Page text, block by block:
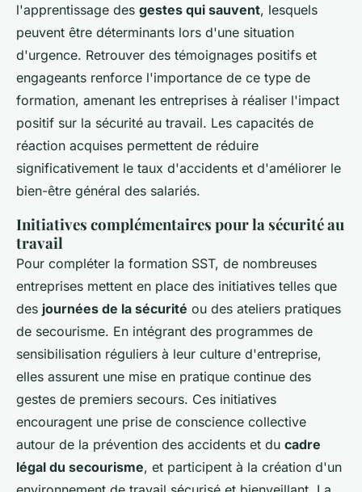
l'apprentissage des gestes qui sauvent, lesquels
peuvent être déterminants lors d'une situation
d'urgence. Retrouver des témoignages positifs et
engageants renforce l'importance de ce type de
formation, amenant les entreprises à réaliser l'impact
positif sur la sécurité au travail. Les capacités de
réaction acquises permettent de réduire
significativement le taux d'accidents et d'améliorer le
bien-être général des salariés.
Initiatives complémentaires pour la sécurité au
travail
Pour compléter la formation SST, de nombreuses
entreprises mettent en place des initiatives telles que
des journées de la sécurité ou des ateliers pratiques
de secourisme. En intégrant des programmes de
sensibilisation réguliers à leur culture d'entreprise,
elles assurent une mise en pratique continue des
gestes de premiers secours. Ces initiatives
encouragent une prise de conscience collective
autour de la prévention des accidents et du cadre
légal du secourisme, et participent à la création d'un